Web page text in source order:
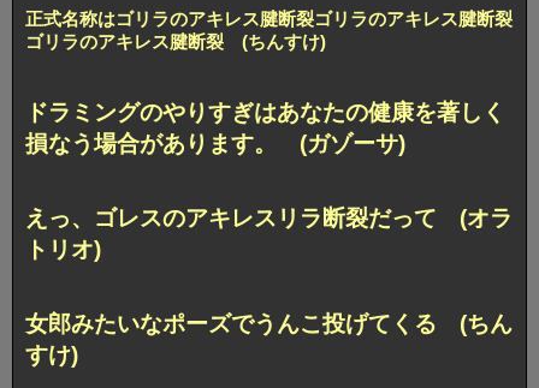
正式名称はゴリラのアキレス腱断裂ゴリラのアキレス腱断裂
ゴリラのアキレス腱断裂 (ちんすけ)
ドラミングのやりすぎはあなたの健康を著しく
損なう場合があります。 (ガゾーサ)
えっ、ゴレスのアキレスリラ断裂だって (オラ
トリオ)
女郎みたいなポーズでうんこ投げてくる (ちん
すけ)